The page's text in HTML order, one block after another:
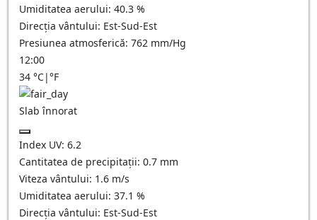
Umiditatea aerului: 40.3 %
Direcția vântului: Est-Sud-Est
Presiunea atmosferică: 762 mm/Hg
12:00
34 °C|°F
Slab înnorat
Index UV: 6.2
Cantitatea de precipitații: 0.7 mm
Viteza vântului: 1.6 m/s
Umiditatea aerului: 37.1 %
Direcția vântului: Est-Sud-Est